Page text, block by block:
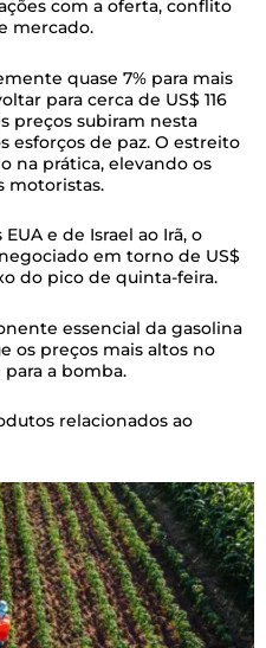
com a oferta, conflito
mercado.
quase 7% para mais
para cerca de US$ 116
preços subiram nesta
esforços de paz. O estreito
na prática, elevando os
motoristas.
e de Israel ao Irã, o
em torno de US$
do pico de quinta-feira.
essencial da gasolina
os preços mais altos no
a bomba.
relacionados ao